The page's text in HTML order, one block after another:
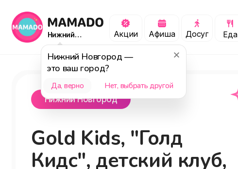
Нижний
Новгород
Нижний Новгород —
это ваш город?
Да, верно Нет, выбрать другой
Акции Афиша Досуг Еда
Нижний Новгород
Gold Kids, "Голд
Кидс", детский клуб,